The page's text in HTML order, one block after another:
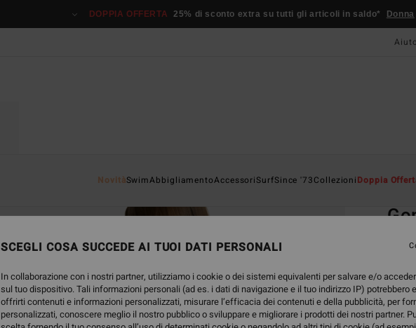
DOPPIA OFFERTA 25% di sconto extra su tutti gli articoli in saldo* Donna
NovitàSwimAbbigliamentoAccessoriSurfSince '73CollezioniDoppia
SCEGLI COSA SUCCEDE AI TUOI DATI PERSONALI
In collaborazione con i nostri partner, utilizziamo i cookie o dei sistemi equivalenti per salvare e/o
sul tuo dispositivo. Tali informazioni personali (ad es. i dati di navigazione e il tuo indirizzo IP) potrebbero
offrirti contenuti e informazioni personalizzati, misurare l’efficacia dei contenuti e della pubblicità, per
personalizzati, conoscere meglio il nostro pubblico o sviluppare e migliorare i prodotti dei nostri partner.